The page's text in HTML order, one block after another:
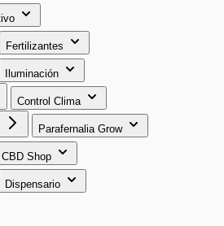
Fertilizantes
Iluminación
Control Clima
Parafernalia Grow
CBD Shop
Dispensario